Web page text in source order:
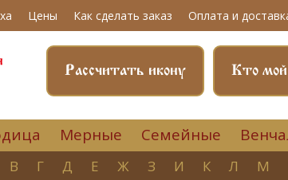
Цены Как сделать заказ Оплата и
Кто мой
Рассчитать икону
Мерные Семейные
В Г Д Е Ж З И К Л М